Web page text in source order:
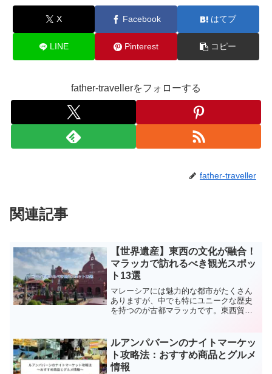
X Facebook はてブ
LINE Pinterest コピー
father-travellerをフォローする
father-traveller
関連記事
【世界遺産】東西の文化が融合！
マラッカで訪れるべき観光スポッ
ト13選
マレーシアには魅力的な都市がたくさん
ありますが、中でも特にユニークな歴史
を持つのが古都マラッカです。東西貿易
館のようで、訪れる人々を魅了していま
す。今回は、ユネスコ世界文化遺産にも
登録されているマラッカの魅力をご紹介
します！
ルアンパバーンのナイトマーケッ
ト攻略法：おすすめ商品とグルメ
情報